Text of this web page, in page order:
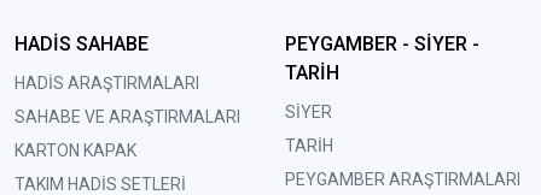
HADİS SAHABE
HADİS ARAŞTIRMALARI
SAHABE VE ARAŞTIRMALARI
KARTON KAPAK
TAKIM HADİS SETLERİ
PEYGAMBER - SİYER -
TARİH
SİYER
TARİH
PEYGAMBER ARAŞTIRMALARI